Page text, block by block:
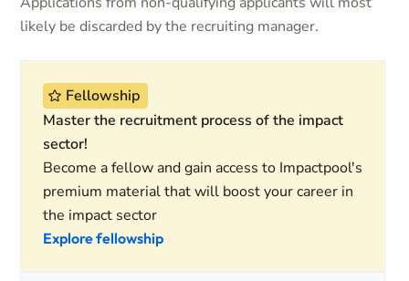
likely be discarded by the recruiting manager.
Fellowship
Master the recruitment process of the impact
sector!
Become a fellow and gain access to Impactpool's
premium material that will boost your career in
the impact sector
Explore fellowship